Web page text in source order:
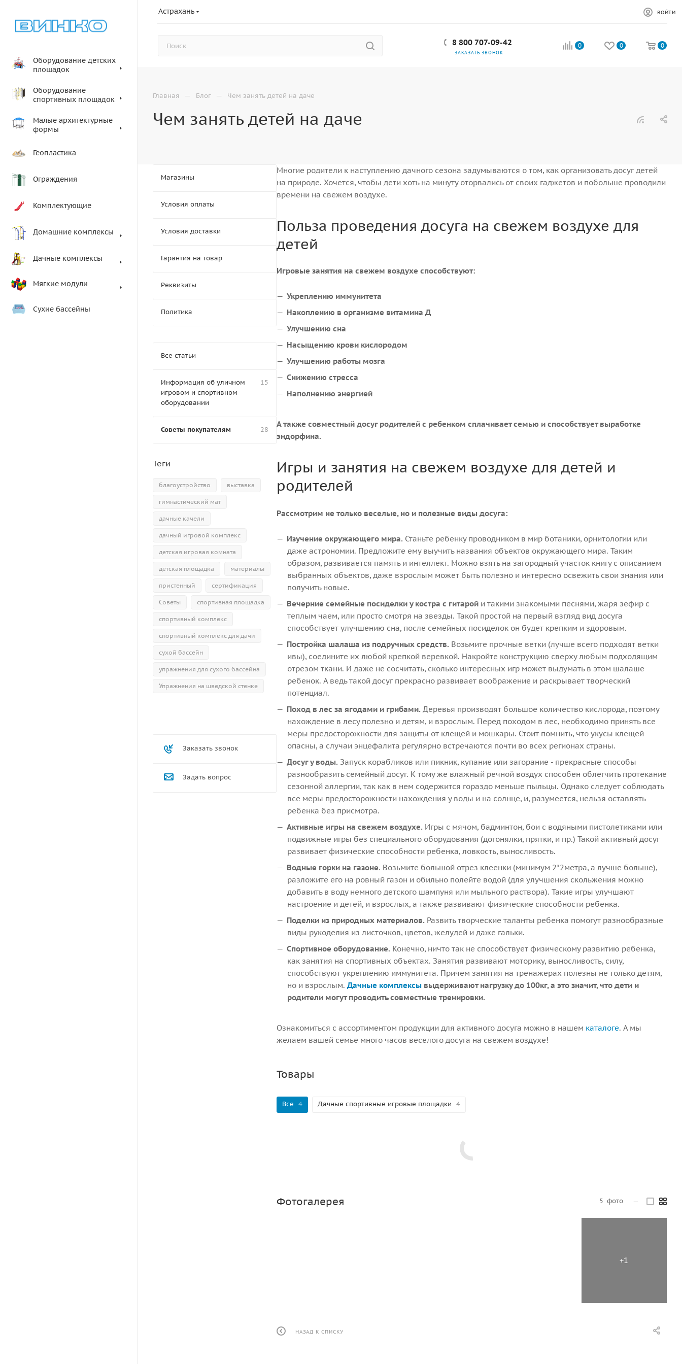
Астрахань ВОЙТИ
8 800 707-09-42
ЗАКАЗАТЬ ЗВОНОК
0 0 0
Оборудование детских
площадок
Оборудование
спортивных площадок
Малые архитектурные
формы
Геопластика
Ограждения
Комплектующие
Домашние комплексы
Дачные комплексы
Мягкие модули
Сухие бассейны
Главная — Блог — Чем занять детей на даче
Чем занять детей на даче
Многие родители к наступлению дачного сезона задумываются о том, как организовать досуг детей
на природе. Хочется, чтобы дети хоть на минуту оторвались от своих гаджетов и побольше проводили
времени на свежем воздухе.
Польза проведения досуга на свежем воздухе для
детей
Игровые занятия на свежем воздухе способствуют:
Укреплению иммунитета
Накоплению в организме витамина Д
Улучшению сна
Насыщению крови кислородом
Улучшению работы мозга
Снижению стресса
Наполнению энергией
А также совместный досуг родителей с ребенком сплачивает семью и способствует выработке
эндорфина.
Игры и занятия на свежем воздухе для детей и
родителей
Рассмотрим не только веселые, но и полезные виды досуга:
Изучение окружающего мира. Станьте ребенку проводником в мир ботаники, орнитологии или
даже астрономии. Предложите ему выучить названия объектов окружающего мира. Таким
образом, развивается память и интеллект. Можно взять на загородный участок книгу с описанием
выбранных объектов, даже взрослым может быть полезно и интересно освежить свои знания или
получить новые.
Вечерние семейные посиделки у костра с гитарой и такими знакомыми песнями, жаря зефир с
теплым чаем, или просто смотря на звезды. Такой простой на первый взгляд вид досуга
способствует улучшению сна, после семейных посиделок он будет крепким и здоровым.
Постройка шалаша из подручных средств. Возьмите прочные ветки (лучше всего подходят ветки
ивы), соедините их любой крепкой веревкой. Накройте конструкцию сверху любым подходящим
отрезом ткани. И даже не сосчитать, сколько интересных игр может выдумать в этом шалаше
ребенок. А ведь такой досуг прекрасно развивает воображение и раскрывает творческий
потенциал.
Поход в лес за ягодами и грибами. Деревья производят большое количество кислорода, поэтому
нахождение в лесу полезно и детям, и взрослым. Перед походом в лес, необходимо принять все
меры предосторожности для защиты от клещей и мошкары. Стоит помнить, что укусы клещей
опасны, а случаи энцефалита регулярно встречаются почти во всех регионах страны.
Досуг у воды. Запуск корабликов или пикник, купание или загорание - прекрасные способы
разнообразить семейный досуг. К тому же влажный речной воздух способен облегчить протекание
сезонной аллергии, так как в нем содержится гораздо меньше пыльцы. Однако следует соблюдать
все меры предосторожности нахождения у воды и на солнце, и, разумеется, нельзя оставлять
ребенка без присмотра.
Активные игры на свежем воздухе. Игры с мячом, бадминтон, бои с водяными пистолетиками или
подвижные игры без специального оборудования (догонялки, прятки, и пр.) Такой активный досуг
развивает физические способности ребенка, ловкость, выносливость.
Водные горки на газоне. Возьмите большой отрез клеенки (минимум 2*2метра, а лучше больше),
разложите его на ровный газон и обильно полейте водой (для улучшения скольжения можно
добавить в воду немного детского шампуня или мыльного раствора). Такие игры улучшают
настроение и детей, и взрослых, а также развивают физические способности ребенка.
Поделки из природных материалов. Развить творческие таланты ребенка помогут разнообразные
виды рукоделия из листочков, цветов, желудей и даже гальки.
Спортивное оборудование. Конечно, ничто так не способствует физическому развитию ребенка,
как занятия на спортивных объектах. Занятия развивают моторику, выносливость, силу,
способствуют укреплению иммунитета. Причем занятия на тренажерах полезны не только детям,
но и взрослым. Дачные комплексы выдерживают нагрузку до 100кг, а это значит, что дети и
родители могут проводить совместные тренировки.
Ознакомиться с ассортиментом продукции для активного досуга можно в нашем каталоге. А мы
желаем вашей семье много часов веселого досуга на свежем воздухе!
Товары
Все 4 Дачные спортивные игровые площадки 4
Фотогалерея 5 фото
НАЗАД К СПИСКУ
Магазины
Условия оплаты
Условия доставки
Гарантия на товар
Реквизиты
Политика
Все статьи
Информация об уличном
игровом и спортивном
оборудовании
15
Советы покупателям 28
Теги
благоустройство выставка
гимнастический мат
дачные качели
дачный игровой комплекс
детская игровая комната
детская площадка материалы
пристенный сертификация
Советы спортивная площадка
спортивный комплекс
спортивный комплекс для дачи
сухой бассейн
упражнения для сухого бассейна
Упражнения на шведской стенке
Заказать звонок
Задать вопрос